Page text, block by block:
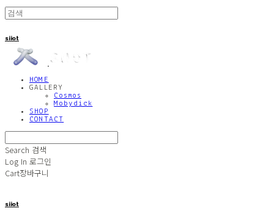
siiot
HOME
GALLERY
Cosmos
Mobydick
SHOP
CONTACT
Search 검색
Log In 로그인
Cart장바구니
siiot